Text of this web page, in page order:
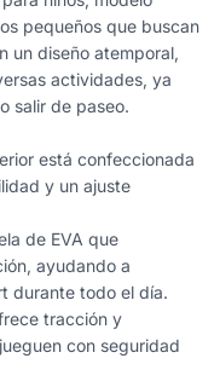
pequeños que buscan
un diseño atemporal,
actividades, ya
salir de paseo.
está confeccionada
y un ajuste
de EVA que
ayudando a
durante todo el día.
tracción y
con seguridad